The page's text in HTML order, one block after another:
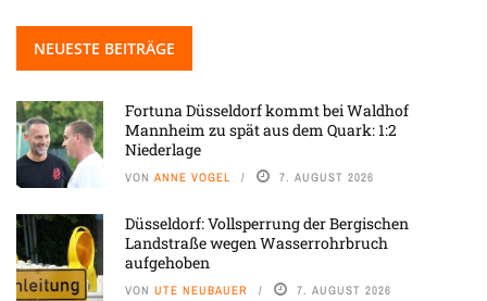
NEUESTE BEITRÄGE
Fortuna Düsseldorf kommt bei Waldhof
Mannheim zu spät aus dem Quark: 1:2
Niederlage
VON ANNE VOGEL 7. AUGUST 2026
Düsseldorf: Vollsperrung der Bergischen
Landstraße wegen Wasserrohrbruch
aufgehoben
VON UTE NEUBAUER 7. AUGUST 2026